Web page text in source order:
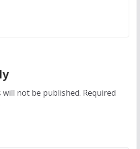
will not be published. Required